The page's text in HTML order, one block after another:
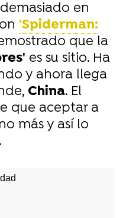
en
'Spiderman:
que la
es su sitio. Ha
y ahora llega
China. El
que aceptar a
más y así lo
.